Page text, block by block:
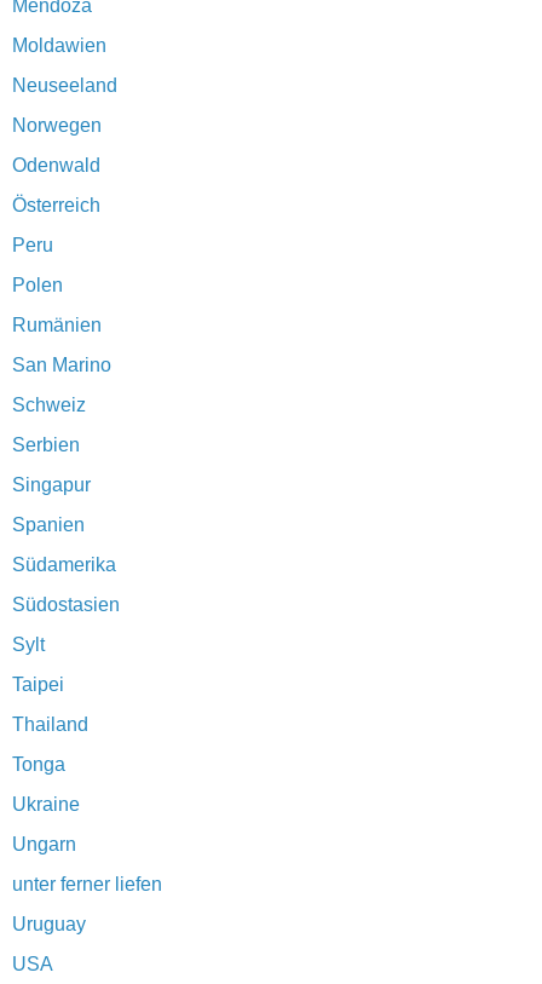
Mendoza
Moldawien
Neuseeland
Norwegen
Odenwald
Österreich
Peru
Polen
Rumänien
San Marino
Schweiz
Serbien
Singapur
Spanien
Südamerika
Südostasien
Sylt
Taipei
Thailand
Tonga
Ukraine
Ungarn
unter ferner liefen
Uruguay
USA